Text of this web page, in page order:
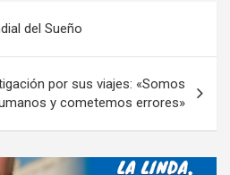
ail
tir
del Sueño
por sus viajes: «Somos
y cometemos errores»